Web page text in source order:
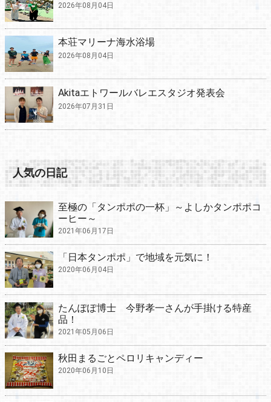
2026年08月04日
本荘マリーナ海水浴場
2026年08月04日
Akitaエトワールバレエスタジオ発表会
2026年07月31日
人気の日記
至極の「タンポポの一杯」～よしかタンポポコ
ーヒー～
2021年06月17日
「日本タンポポ」で地域を元気に！
2020年06月04日
たんぽぽ博士 今野孝一さんが手掛ける特産
品！
2021年05月06日
秋田まるごとペロリキャンディー
2020年06月10日